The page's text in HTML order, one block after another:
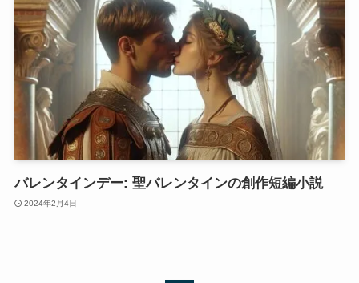
バレンタインデー: 聖バレンタインの創作短編小説
2024年2月4日